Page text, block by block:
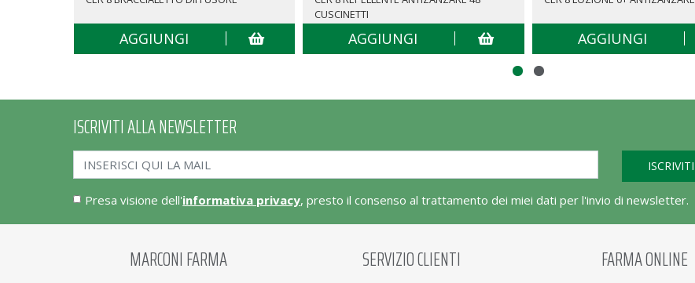
AGGIUNGI
CUSCINETTI
AGGIUNGI AGGIUNGI
ISCRIVITI ALLA NEWSLETTER
Presa visione dell'informativa privacy, presto il consenso al trattamento dei miei dati per l'invio di newsletter.
MARCONI FARMA SERVIZIO CLIENTI FARMA ONLINE